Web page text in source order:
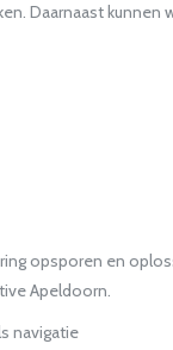
Daarnaast kunnen
opsporen en
Apeldoorn.
navigatie